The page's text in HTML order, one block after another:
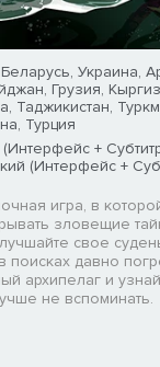
Украина,
Грузия,
Таджикистан,
Турция
(Интерфейс +
(Интерфейс +
игра, в
зловещие
свое
поисках давно
архипелаг и
не вспоминать.